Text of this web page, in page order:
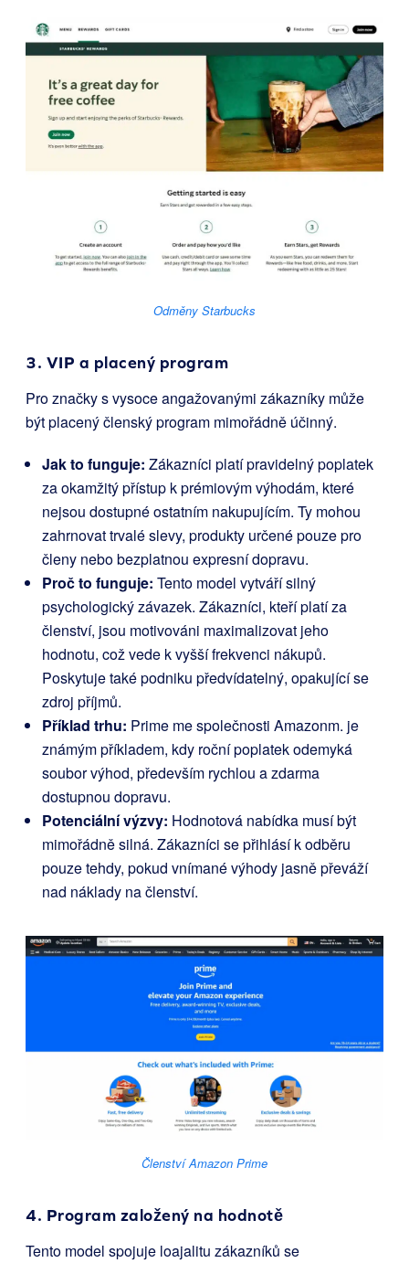
Odměny Starbucks
3. VIP a placený program
Pro značky s vysoce angažovanými zákazníky může
být placený členský program mimořádně účinný.
Jak to funguje: Zákazníci platí pravidelný poplatek
za okamžitý přístup k prémiovým výhodám, které
nejsou dostupné ostatním nakupujícím. Ty mohou
zahrnovat trvalé slevy, produkty určené pouze pro
členy nebo bezplatnou expresní dopravu.
Proč to funguje: Tento model vytváří silný
psychologický závazek. Zákazníci, kteří platí za
členství, jsou motivováni maximalizovat jeho
hodnotu, což vede k vyšší frekvenci nákupů.
Poskytuje také podniku předvídatelný, opakující se
zdroj příjmů.
Příklad trhu: Prime me společnosti Amazonm. je
známým příkladem, kdy roční poplatek odemyká
soubor výhod, především rychlou a zdarma
dostupnou dopravu.
Potenciální výzvy: Hodnotová nabídka musí být
mimořádně silná. Zákazníci se přihlásí k odběru
pouze tehdy, pokud vnímané výhody jasně převáží
nad náklady na členství.
Členství Amazon Prime
4. Program založený na hodnotě
Tento model spojuje loajalitu zákazníků se